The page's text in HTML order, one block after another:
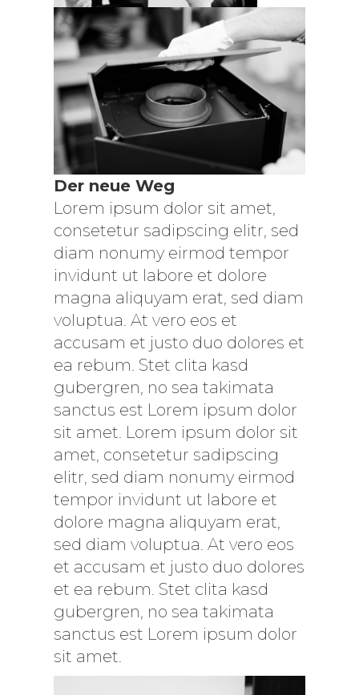
Der neue Weg
Lorem ipsum dolor sit amet,
consetetur sadipscing elitr, sed
diam nonumy eirmod tempor
invidunt ut labore et dolore
magna aliquyam erat, sed diam
voluptua. At vero eos et
accusam et justo duo dolores et
ea rebum. Stet clita kasd
gubergren, no sea takimata
sanctus est Lorem ipsum dolor
sit amet. Lorem ipsum dolor sit
amet, consetetur sadipscing
elitr, sed diam nonumy eirmod
tempor invidunt ut labore et
dolore magna aliquyam erat,
sed diam voluptua. At vero eos
et accusam et justo duo dolores
et ea rebum. Stet clita kasd
gubergren, no sea takimata
sanctus est Lorem ipsum dolor
sit amet.